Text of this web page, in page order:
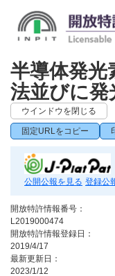
半導体発光
法並びに
ウインドウを閉じる
固定URLをコピー
公開公報を見る 登録公
開放特許情報番号：
L2019000474
開放特許情報登録日：
2019/4/17
最新更新日：
2023/1/12